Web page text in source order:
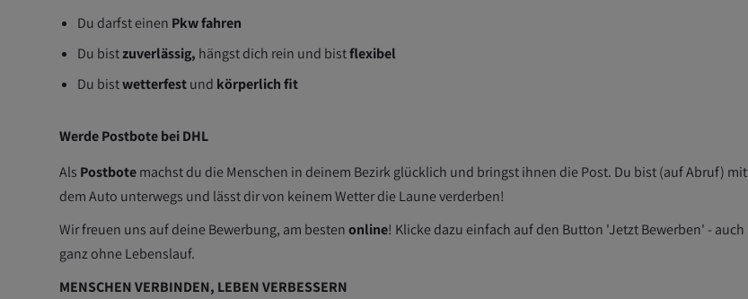
Du darfst einen Pkw fahren
Du bistzuverlässig, hängst dich rein und bistflexibel
Du bistwetterfestund körperlich fit
Werde Postbote bei DHL
Als Postbotemachst du die Menschen in deinem Bezirk glücklich und bringst ihnen die Post. Du bist (auf Abruf) mit
dem Auto unterwegs und lässt dir von keinem Wetter die Laune verderben!
Wir freuen uns auf deine Bewerbung, am bestenonline! Klicke dazu einfach auf den Button 'Jetzt Bewerben' - auch
ganz ohne Lebenslauf.
MENSCHEN VERBINDEN, LEBEN VERBESSERN